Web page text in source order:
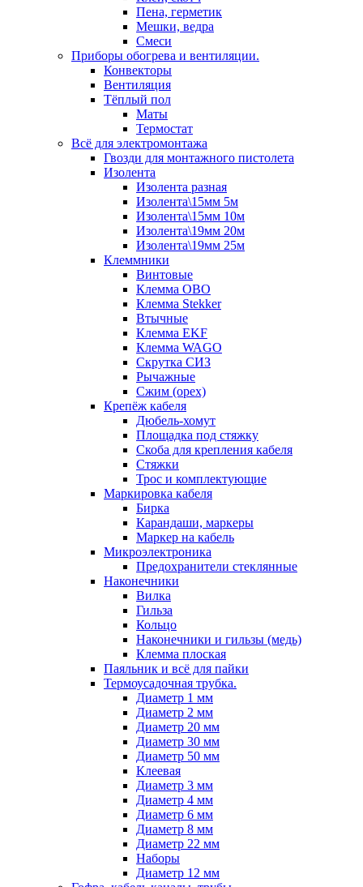
Пена, герметик
Мешки, ведра
Смеси
Приборы обогрева и вентиляции.
Конвекторы
Вентиляция
Тёплый пол
Маты
Термостат
Всё для электромонтажа
Гвозди для монтажного пистолета
Изолента
Изолента разная
Изолента\15мм 5м
Изолента\15мм 10м
Изолента\19мм 20м
Изолента\19мм 25м
Клеммники
Винтовые
Клемма OBO
Клемма Stekker
Втычные
Клемма EKF
Клемма WAGO
Скрутка СИЗ
Рычажные
Сжим (орех)
Крепёж кабеля
Дюбель-хомут
Площадка под стяжку
Скоба для крепления кабеля
Стяжки
Трос и комплектующие
Маркировка кабеля
Бирка
Карандаши, маркеры
Маркер на кабель
Микроэлектроника
Предохранители стеклянные
Наконечники
Вилка
Гильза
Кольцо
Наконечники и гильзы (медь)
Клемма плоская
Паяльник и всё для пайки
Термоусадочная трубка.
Диаметр 1 мм
Диаметр 2 мм
Диаметр 20 мм
Диаметр 30 мм
Диаметр 50 мм
Клеевая
Диаметр 3 мм
Диаметр 4 мм
Диаметр 6 мм
Диаметр 8 мм
Диаметр 22 мм
Наборы
Диаметр 12 мм